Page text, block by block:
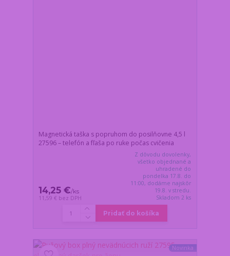
Magnetická taška s popruhom do posilňovne 4,5 l
27596 – telefón a fľaša po ruke počas cvičenia
14,25 €/ks
11,59 € bez DPH
Z dôvodu dovolenky,
všetko objednané a
uhradené do
pondelka 17.8. do
11:00, dodáme najskôr
19.8. v stredu.
Skladom 2 ks
Pridať do košíka
Novinka